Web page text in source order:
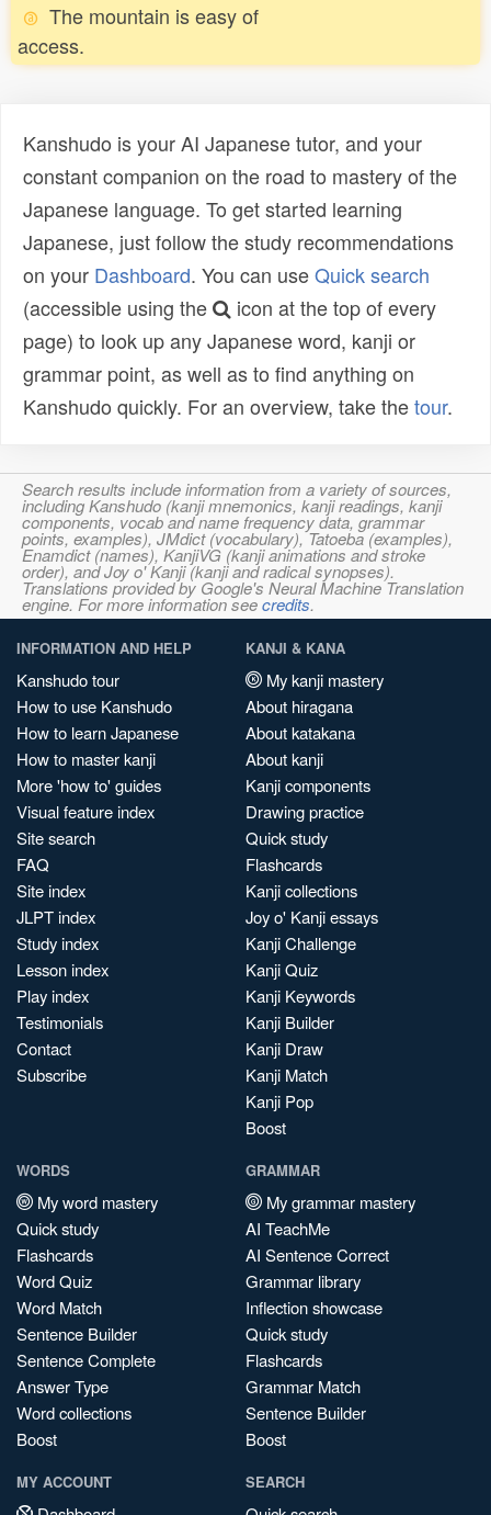
The mountain is easy of
access.
Kanshudo is your AI Japanese tutor, and your
constant companion on the road to mastery of the
Japanese language. To get started learning
Japanese, just follow the study recommendations
on your Dashboard. You can useQuick search
(accessible using the
icon at the top of every
page) to look up any Japanese word, kanji or
grammar point, as well as to find anything on
Kanshudo quickly. For an overview, take thetour.
Search results include information from a variety of sources,
including Kanshudo (kanji mnemonics, kanji readings, kanji
components, vocab and name frequency data, grammar
points, examples), JMdict (vocabulary), Tatoeba (examples),
Enamdict (names), KanjiVG (kanji animations and stroke
order), and Joy o' Kanji (kanji and radical synopses).
Translations provided by Google's Neural Machine Translation
engine. For more information seecredits.
INFORMATION AND HELP
Kanshudo tour
How to use Kanshudo
How to learn Japanese
How to master kanji
More 'how to' guides
Visual feature index
Site search
FAQ
Site index
JLPT index
Study index
Lesson index
Play index
Testimonials
Contact
Subscribe
KANJI & KANA
My kanji mastery
About hiragana
About katakana
About kanji
Kanji components
Drawing practice
Quick study
Flashcards
Kanji collections
Joy o' Kanji essays
Kanji Challenge
Kanji Quiz
Kanji Keywords
Kanji Builder
Kanji Draw
Kanji Match
Kanji Pop
Boost
WORDS
My word mastery
Quick study
Flashcards
Word Quiz
Word Match
Sentence Builder
Sentence Complete
Answer Type
Word collections
Boost
GRAMMAR
My grammar mastery
AI TeachMe
AI Sentence Correct
Grammar library
Inflection showcase
Quick study
Flashcards
Grammar Match
Sentence Builder
Boost
MY ACCOUNT SEARCH